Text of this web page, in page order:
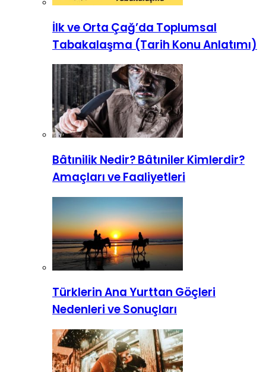
İlk ve Orta Çağ’da Toplumsal
Tabakalaşma (Tarih Konu Anlatımı)
Bâtınilik Nedir? Bâtıniler Kimlerdir?
Amaçları ve Faaliyetleri
Türklerin Ana Yurttan Göçleri
Nedenleri ve Sonuçları